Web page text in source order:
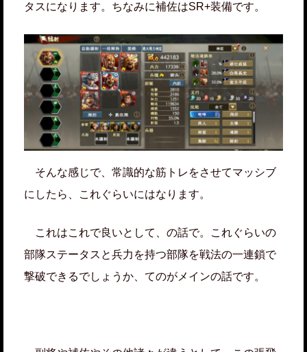
タスになります。ちなみに補佐はSR+装備です。
そんな感じで、常識的な筋トレをさせてマッシブ
にしたら、これぐらいにはなります。
これはこれで良いとして、の話で。これぐらいの
部隊ステータスと兵力を持つ部隊を戦法の一連鎖で
撃破できるでしょうか、てのがメインの話です。